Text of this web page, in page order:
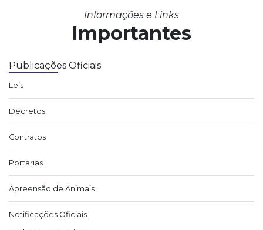
Informações e Links
Importantes
Publicações Oficiais
Leis
Decretos
Contratos
Portarias
Apreensão de Animais
Notificações Oficiais